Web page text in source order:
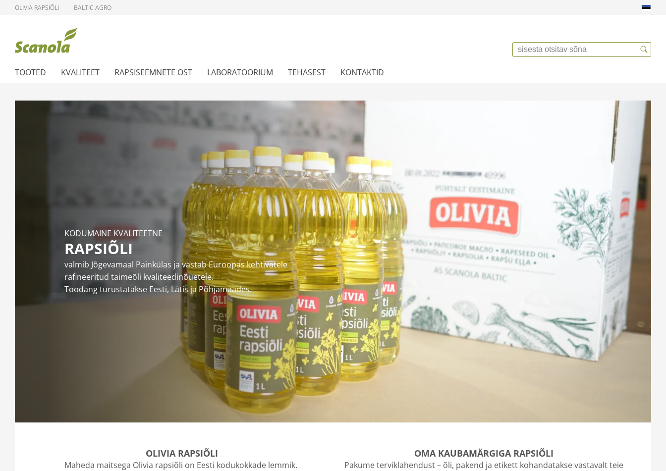
OLIVIA RAPSIÕLI BALTIC AGRO
TOOTED KVALITEET RAPSISEEMNETE OST LABORATOORIUM TEHASEST KONTAKTID
KODUMAINE KVALITEETNE
RAPSIÕLI
valmib Jõgevamaal Painkülas ja vastab Euroopas kehtivatele
rafineeritud taimeõli kvaliteedinõuetele.
Toodang turustatakse Eesti, Lätis ja Põhjamaades.
OLIVIA RAPSIÕLI
Maheda maitsega Olivia rapsiõli on Eesti kodukokkade lemmik.
OMA KAUBAMÄRGIGA RAPSIÕLI
Pakume terviklahendust – õli, pakend ja etikett kohandatakse vastavalt teie